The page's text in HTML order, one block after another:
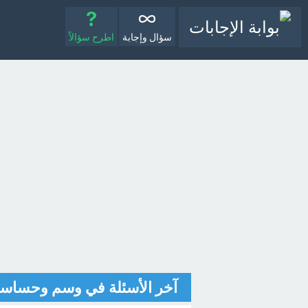
سؤال وإجابة اطرح سؤالاً
آخر الأسئلة في وسم